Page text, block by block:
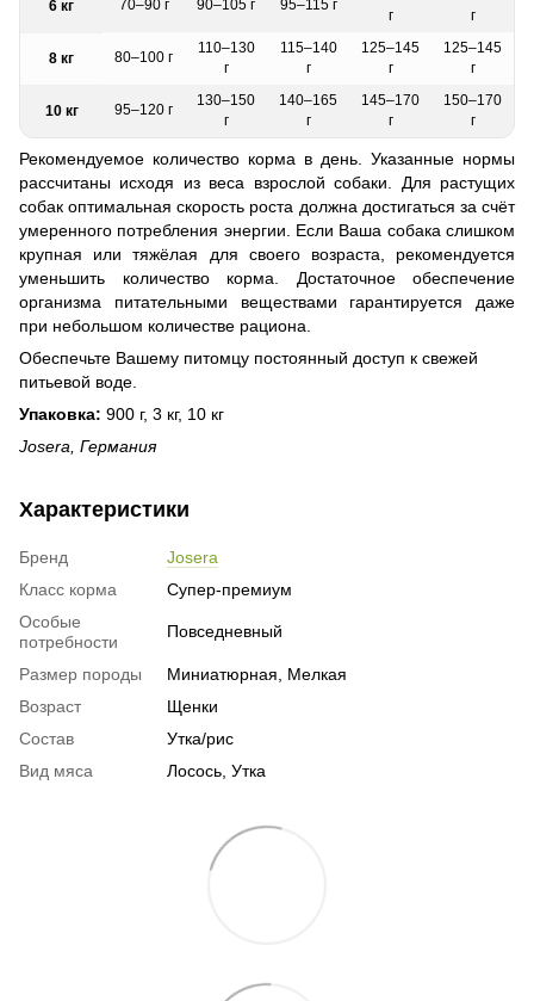
6 кг 70–90 г 90–105 г 95–115 г
г
г
8 кг 80–100 г
110–130
г
115–140
г
125–145
г
125–145
г
10 кг 95–120 г
130–150
г
140–165
г
145–170
г
150–170
г
Рекомендуемое количество корма в день. Указанные нормы
рассчитаны исходя из веса взрослой собаки. Для растущих
собак оптимальная скорость роста должна достигаться за счёт
умеренного потребления энергии. Если Ваша собака слишком
крупная или тяжёлая для своего возраста, рекомендуется
уменьшить количество корма. Достаточное обеспечение
организма питательными веществами гарантируется даже
при небольшом количестве рациона.
Обеспечьте Вашему питомцу постоянный доступ к свежей
питьевой воде.
Упаковка: 900 г, 3 кг, 10 кг
Josera, Германия
Характеристики
Бренд
Josera
Класс корма
Супер-премиум
Особые
потребности
Повседневный
Размер породы
Миниатюрная, Мелкая
Возраст
Щенки
Состав
Утка/рис
Вид мяса
Лосось, Утка